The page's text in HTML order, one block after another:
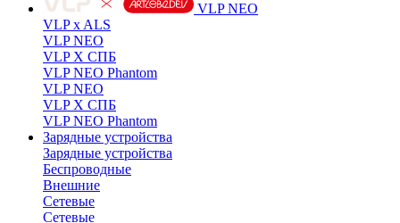
VLP NEO
VLP x ALS
VLP NEO
VLP X СПБ
VLP NEO Phantom
VLP NEO
VLP X СПБ
VLP NEO Phantom
Зарядные устройства
Зарядные устройства
Беспроводные
Внешние
Сетевые
Сетевые